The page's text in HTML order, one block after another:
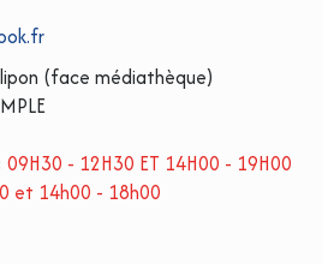
(face médiathèque)
09H30 - 12H30 ET 14H00 - 19H00
et 14h00 - 18h00